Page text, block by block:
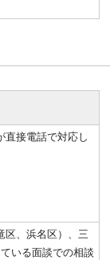
直接電話で対応し
区、浜名区）、三
いる面談での相談